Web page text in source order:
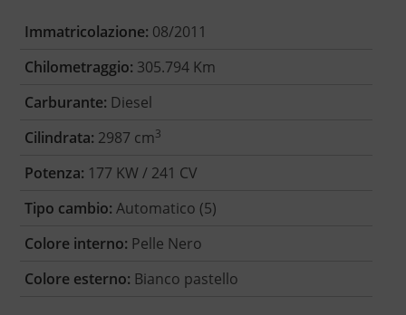
Immatricolazione: 08/2011
Chilometraggio: 305.794 Km
Carburante: Diesel
Cilindrata: 2987 cm3
Potenza: 177 KW / 241 CV
Tipo cambio: Automatico (5)
Colore interno: Pelle Nero
Colore esterno: Bianco pastello